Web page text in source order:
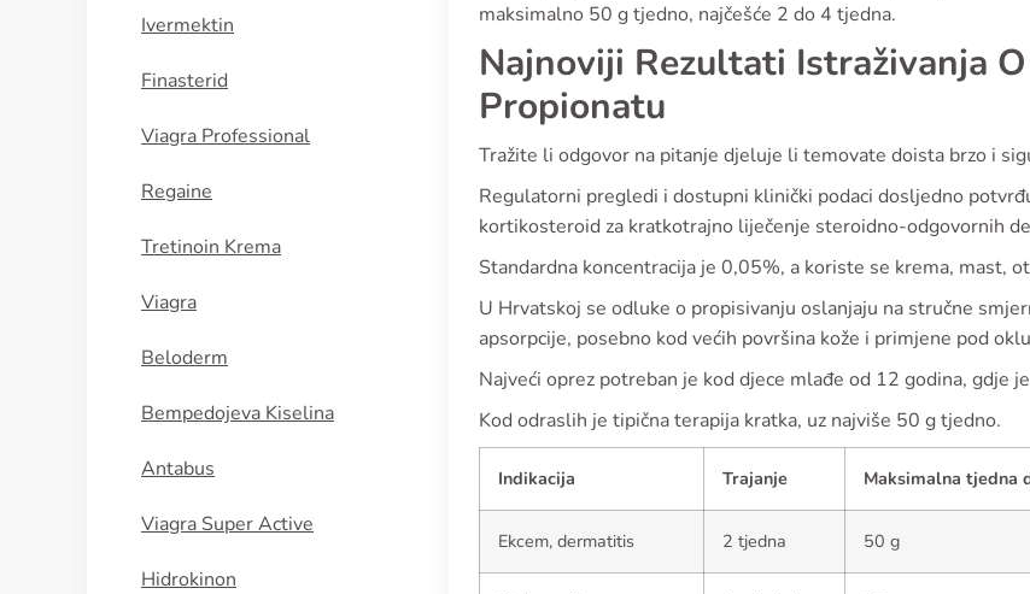
Ivermektin
Finasterid
Viagra Professional
Regaine
Tretinoin Krema
Viagra
Beloderm
Bempedojeva Kiselina
Antabus
Viagra Super Active
Hidrokinon
maksimalno 50 g tjedno, najčešće 2 do 4 tjedna.
Najnoviji Rezultati Istraživanja
Propionatu
Tražite li odgovor na pitanje djeluje li temovate doista brzo i
Regulatorni pregledi i dostupni klinički podaci dosljedno
kortikosteroid za kratkotrajno liječenje steroidno-odgovornih
Standardna koncentracija je 0,05%, a koriste se krema, mast,
U Hrvatskoj se odluke o propisivanju oslanjaju na stručne
apsorpcije, posebno kod većih površina kože i primjene pod
Najveći oprez potreban je kod djece mlađe od 12 godina, gdje
Kod odraslih je tipična terapija kratka, uz najviše 50 g tjedno.
Indikacija Trajanje Maksimalna tjedna
Ekcem, dermatitis 2 tjedna 50 g